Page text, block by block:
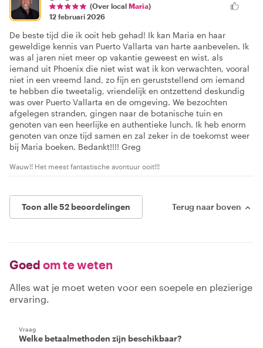
(Over local Maria)
12 februari 2026
De beste tijd die ik ooit heb gehad! Ik kan Maria en haar
geweldige kennis van Puerto Vallarta van harte aanbevelen. Ik
was al jaren niet meer op vakantie geweest en wist, als
iemand uit Phoenix die niet wist wat ik kon verwachten, vooral
niet in een vreemd land, zo fijn en geruststellend om iemand
te hebben die tweetalig, vriendelijk en ontzettend deskundig
was over Puerto Vallarta en de omgeving. We bezochten
afgelegen stranden, gingen naar de botanische tuin en
genoten van een heerlijke en authentieke lunch. Ik heb enorm
genoten van onze tijd samen en zal zeker in de toekomst weer
bij Maria boeken. Bedankt!!!! Greg
Wauw!! Het meest fantastische avontuur ooit!!!
Toon alle 52 beoordelingen Terug naar boven
Goed om te weten
Alles wat je moet weten voor een soepele en plezierige
ervaring.
Vraag
Welke betaalmethoden zijn beschikbaar?